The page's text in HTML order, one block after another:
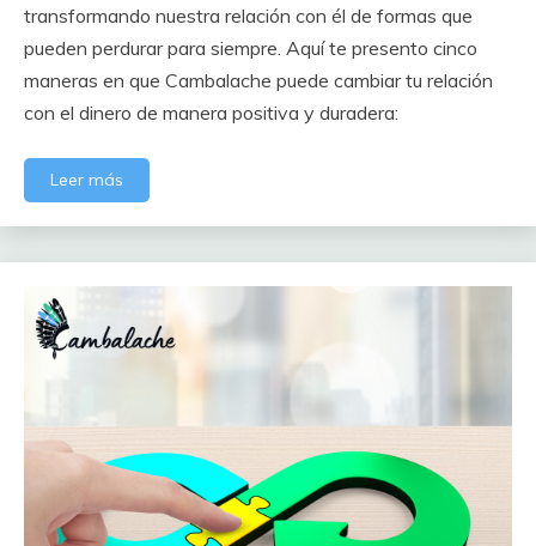
transformando nuestra relación con él de formas que
pueden perdurar para siempre. Aquí te presento cinco
maneras en que Cambalache puede cambiar tu relación
con el dinero de manera positiva y duradera:
Leer más